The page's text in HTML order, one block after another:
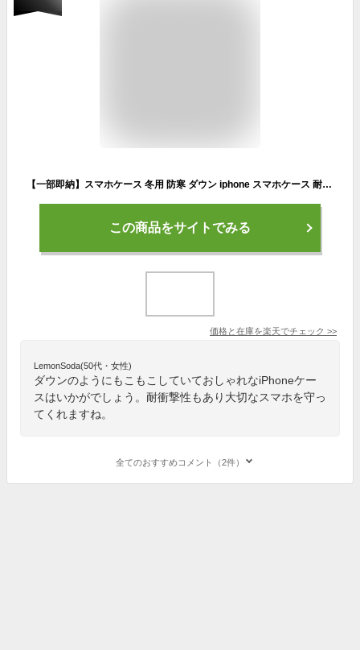
【一部即納】スマホケース 冬用 防寒 ダウン iphone スマホケース 耐衝撃 柔軟 ふわふわ感じ かわいい オシャレ カバー 韓国 全機種対応 pro max iPhone 14 iPhone13 ケース iphone12 mini pro Max カバー iPhone 11 XS
この商品をサイトでみる
価格と在庫を楽天でチェック >>
LemonSoda(50代・女性)
ダウンのようにもこもこしていておしゃれなiPhoneケー
スはいかがでしょう。耐衝撃性もあり大切なスマホを守っ
てくれますね。
全てのおすすめコメント（2件）